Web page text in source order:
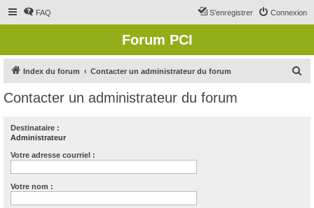
FAQ Connexion
S’enregistrer
Forum PCI
Index du forum Contacter un administrateur du forum
Contacter un administrateur du forum
Destinataire :
Administrateur
Votre adresse courriel :
Votre nom :